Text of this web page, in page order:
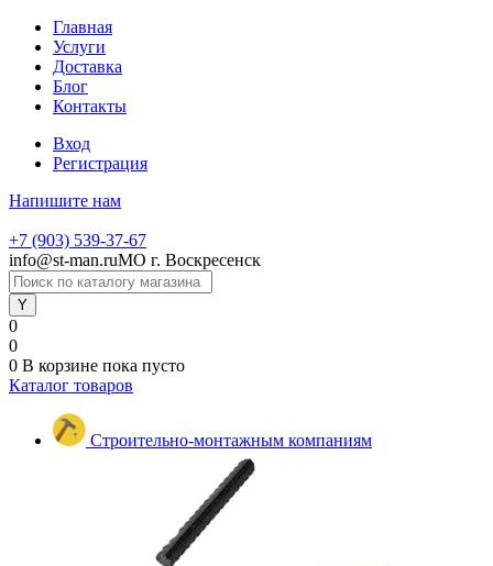
Главная
Услуги
Доставка
Блог
Контакты
Вход
Регистрация
Напишите нам
+7 (903) 539-37-67
info@st-man.ruМО г. Воскресенск
0
0
0 В корзине пока пусто
Каталог товаров
Строительно-монтажным компаниям